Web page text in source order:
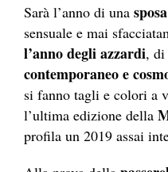
Sarà l’anno di una
sensuale e mai
l’anno degli azzardi, di
contemporaneo e
si fanno tagli e colori a
l’ultima edizione della
profila un 2019 assai